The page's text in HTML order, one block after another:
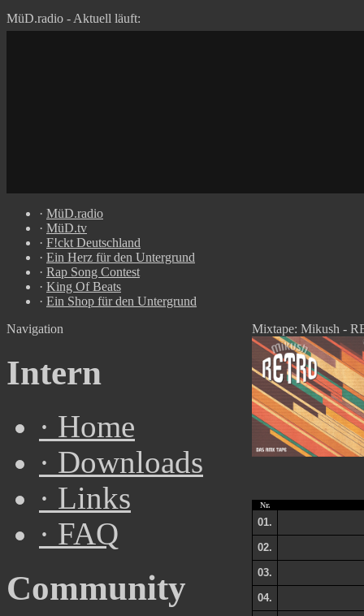
MüD.radio - Aktuell läuft:
· MüD.radio
· MüD.tv
· F!ckt Deutschland
· Ein Herz für den Untergrund
· Rap Song Contest
· King Of Beats
· Ein Shop für den Untergrund
Navigation
Intern
· Home
· Downloads
· Links
· FAQ
Community
Mixtape: Mikush -
Nr.
01.
02.
03.
04.